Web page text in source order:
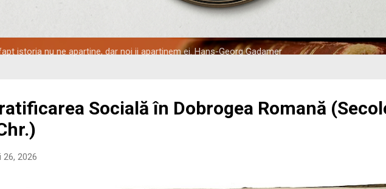
istoria nu ne apartine, dar noi ii apartinem ei. Hans-Georg Gadamer
Socială în Dobrogea Romană
26, 2026